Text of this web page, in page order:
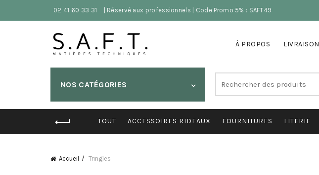
02 41 60 33 31 | Réservé aux professionnels | Code Promo 5% : SAFT49
À PROPOS LIVRAISON
NOS CATÉGORIES
for:
TOUT ACCESSOIRES RIDEAUX FOURNITURES LITERIE
Accueil Tringles